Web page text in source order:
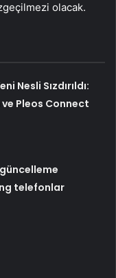
olacak.
Nesli Sızdırıldı:
Pleos Connect
telefonlar